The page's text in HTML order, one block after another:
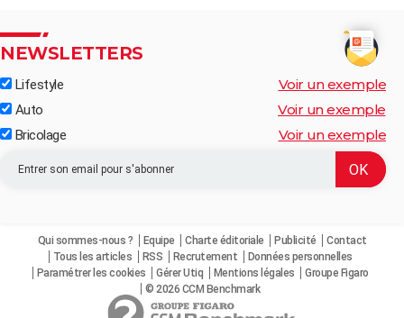
NEWSLETTERS
Lifestyle Voir un exemple
Auto Voir un exemple
Bricolage Voir un exemple
Qui sommes-nous ? Equipe Charte éditoriale Publicité
Contact
Tous les articles
RSS Recrutement
Données personnelles
Paramétrer les cookies
Gérer Utiq Mentions légales
Groupe Figaro
© 2026 CCM Benchmark